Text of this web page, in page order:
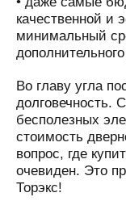
качественной и
минимальный
Во главу угла
долговечность.
бесполезных
стоимость
вопрос, где
очевиден. Это
Торэкс!